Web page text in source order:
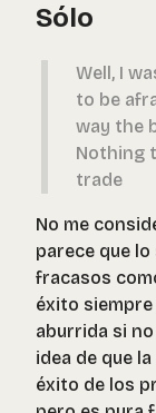
Sólo
Well, I
to be
way the
Nothing
trade
No me
parece que
fracasos
éxito
aburrida si
idea de que
éxito de los